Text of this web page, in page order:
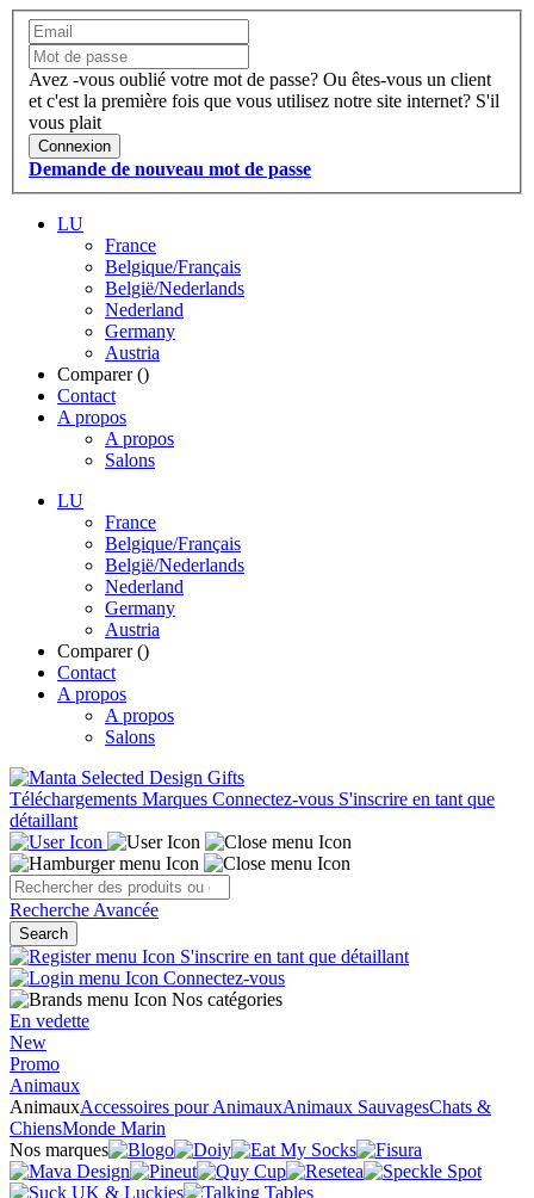
Avez -vous oublié votre mot de passe? Ou êtes-vous un client
et c'est la première fois que vous utilisez notre site internet? S'il
vous plait
Connexion
Demande de nouveau mot de passe
LU
France
Belgique/Français
België/Nederlands
Nederland
Germany
Austria
Comparer ()
Contact
A propos
A propos
Salons
LU
France
Belgique/Français
België/Nederlands
Nederland
Germany
Austria
Comparer ()
Contact
A propos
A propos
Salons
Téléchargements Marques Connectez-vous S'inscrire en tant que
détaillant
Recherche Avancée
Search
S'inscrire en tant que détaillant
Connectez-vous
Nos catégories
En vedette
New
Promo
Animaux
AnimauxAccessoires pour AnimauxAnimaux SauvagesChats &
ChiensMonde Marin
Nos marques